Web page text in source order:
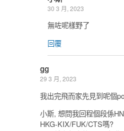
30 3 月, 2023
無咗呢樣野了
回覆
gg
29 3 月, 2023
我出完飛而家先見到呢個
小斯, 想問我回程個段係
HKG-KIX/FUK/CTS嗎?